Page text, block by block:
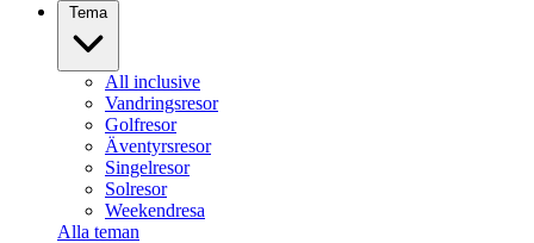
Tema
All inclusive
Vandringsresor
Golfresor
Äventyrsresor
Singelresor
Solresor
Weekendresa
Alla teman